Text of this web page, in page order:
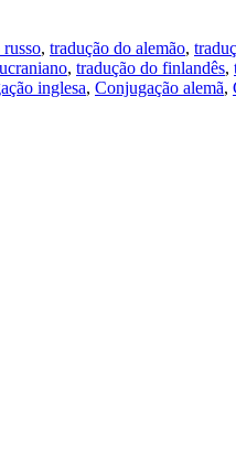
, tradução do alemão,
, tradução do finlandês,
inglesa, Conjugação alemã,